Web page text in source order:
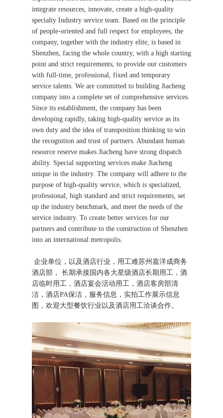
integrate resources, innovate, create a high-quality
specialty Industry service team. Based on the principle
of people-oriented and full respect for employees, the
company, together with the industry elite, is based in
Shenzhen, facing the whole country, with a high starting
point and strict requirements, to provide our customers
with full-time, professional, fixed and temporary
service talents. We are committed to building Jiacheng
company into a complete set of comprehensive services.
Since its establishment, the company has been
developing rapidly, taking high-quality service as its
own duty and the idea of transposition thinking to win
the recognition and trust of partners. Abundant human
resource reserve makes Jiacheng have strong dispatch
ability. Special supporting services make Jiacheng
unique in the industry. The company will adhere to the
purpose of high-quality service, which is specialized,
professional, high standard and strict requirements, set
up the industry benchmark, and meet the needs of the
service industry. To create better services for our
partners and contribute to the construction of Shenzhen
into an international metropolis.
企业单位，以及酒店行业，用工难苏州嘉洋成商务
酒店部， 长期承接国内各大星级酒店长期用工，酒
店临时用工，酒店宴会活动用工，酒店客房部清
洁，酒店PA保洁，服务信息，实拍工作展示信息
图，欢迎大型餐饮行业以及酒店用工洽谈合作。